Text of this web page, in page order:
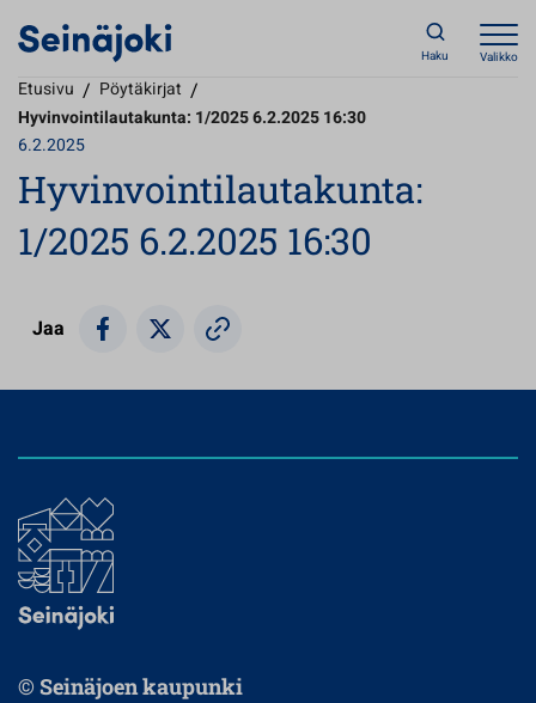
Haku Valikko
Etusivu / Pöytäkirjat /
Hyvinvointilautakunta: 1/2025 6.2.2025 16:30
6.2.2025
Hyvinvointilautakunta:
1/2025 6.2.2025 16:30
Jaa
© Seinäjoen kaupunki